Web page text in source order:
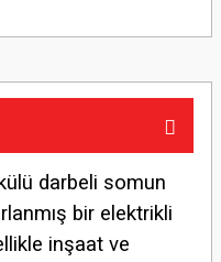
darbeli somun
bir elektrikli
inşaat ve